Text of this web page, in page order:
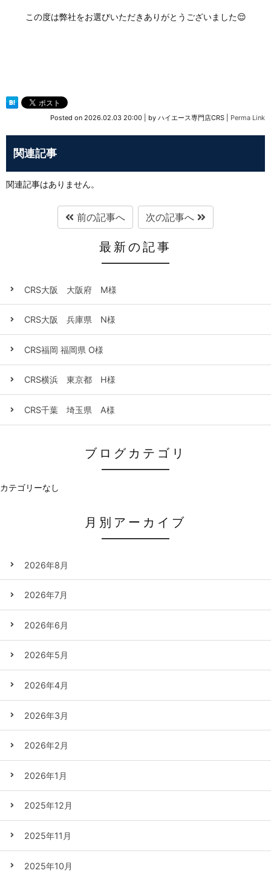
この度は弊社をお選びいただきありがとうございました😌
Posted on 2026.02.03 20:00 by ハイエース専門店CRS Perma Link
関連記事
関連記事はありません。
前の記事へ 次の記事へ
最新の記事
CRS大阪 大阪府 M様
CRS大阪 兵庫県 N様
CRS福岡 福岡県 O様
CRS横浜 東京都 H様
CRS千葉 埼玉県 A様
ブログカテゴリ
カテゴリーなし
月別アーカイブ
2026年8月
2026年7月
2026年6月
2026年5月
2026年4月
2026年3月
2026年2月
2026年1月
2025年12月
2025年11月
2025年10月